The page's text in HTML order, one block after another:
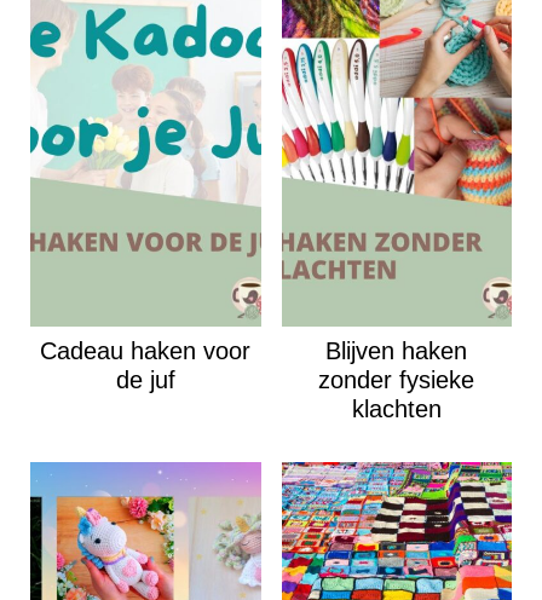
Cadeau haken voor
de juf
Blijven haken
zonder fysieke
klachten